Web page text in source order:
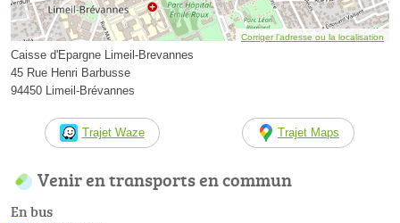
Corriger l’adresse ou la localisation
Caisse d'Epargne Limeil-Brevannes
45 Rue Henri Barbusse
94450 Limeil-Brévannes
Trajet Waze Trajet Maps
Venir en transports en commun
En bus